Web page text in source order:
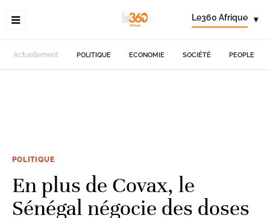
Le360 Afrique ▾
Actuellement POLITIQUE ECONOMIE SOCIÉTÉ PEOPLE
POLITIQUE
En plus de Covax, le
Sénégal négocie des doses